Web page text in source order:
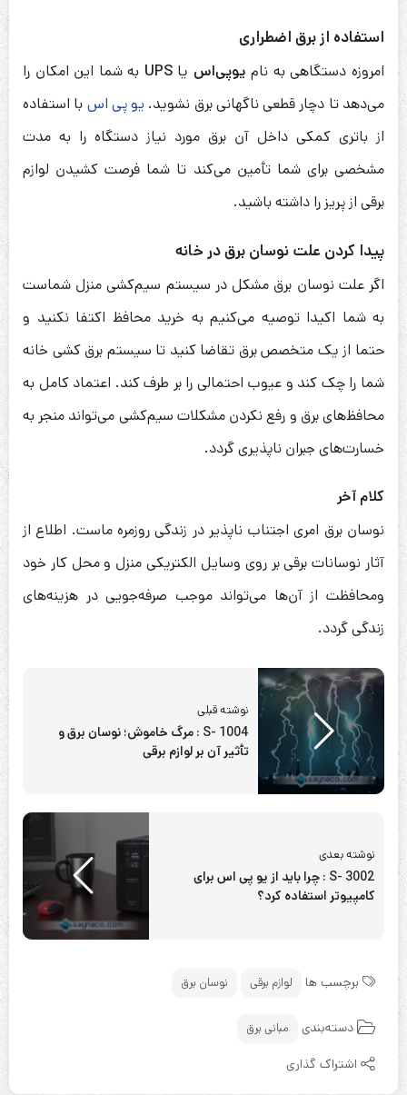
استفاده از برق اضطراری
امروزه دستگاهی به نام یو‌پی‌اس یاUPS به شما این امکان را
می‌دهد تا دچار قطعی ناگهانی برق نشوید. یو پی اس با استفاده
از باتری کمکی داخل آن برق مورد نیاز دستگاه را به مدت
مشخصی برای شما تأمین می‌کند تا شما فرصت کشیدن لوازم
برقی از پریز را داشته باشید.
پیدا کردن علت نوسان برق در خانه
اگر علت نوسان برق مشکل در سیستم سیم‌کشی منزل شماست
به شما اکیدا توصیه می‌کنیم به خرید محافظ اکتفا نکنید و
حتما از یک متخصص برق تقاضا کنید تا سیستم برق کشی خانه
شما را چک کند و عیوب احتمالی را بر طرف کند. اعتماد کامل به
محافظ‌های برق و رفع نکردن مشکلات سیم‌کشی می‌تواند منجر به
خسارت‌های جبران ناپذیری گردد.
کلام آخر
نوسان برق امری اجتناب ناپذیر در زندگی روزمره ماست. اطلاع از
آثار نوسانات برقی بر روی وسایل الکتریکی منزل و محل کار خود
ومحافظت از آن‌ها می‌تواند موجب صرفه‌جویی در هزینه‌های
زندگی گردد.
نوشته قبلی
S- 1004 : مرگ خاموش؛ نوسان برق و
تأثیر آن بر لوازم برقی
نوشته بعدی
S- 3002 : چرا باید از یو پی اس برای
کامپیوتر استفاده کرد؟
برچسب ها لوازم برقی نوسان برق
دسته‌بندی مبانی برق
اشتراک گذاری